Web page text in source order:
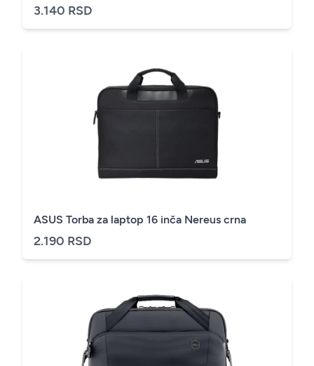
3.140 RSD
ASUS Torba za laptop 16 inča Nereus crna
2.190 RSD